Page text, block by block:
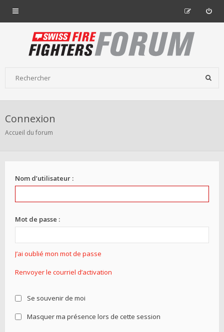
Connexion
Accueil du forum
Nom d’utilisateur :
Mot de passe :
J’ai oublié mon mot de passe
Renvoyer le courriel d’activation
Se souvenir de moi
Masquer ma présence lors de cette session